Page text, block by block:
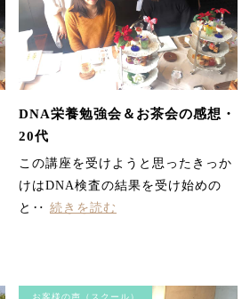
DNA栄養勉強会＆お茶会の感想・
20代
この講座を受けようと思ったきっか
けはDNA検査の結果を受け始めの
と‥ 続きを読む